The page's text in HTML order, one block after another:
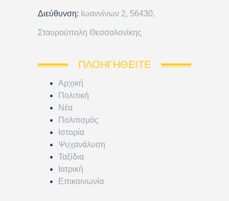
Διεύθυνση: Ιωαννίνων 2, 56430,
Σταυρούπολη Θεσσαλονίκης
ΠΛΟΗΓΗΘΕΊΤΕ
Αρχική
Πολιτική
Νέα
Πολιτισμός
Ιστορία
Ψυχανάλυση
Ταξίδια
Ιατρική
Επικοινωνία